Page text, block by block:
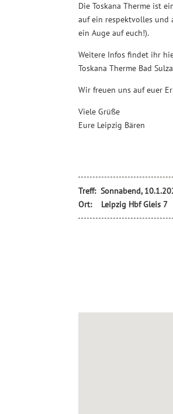
Die Toskana Therme ist
auf ein respektvolles und
ein Auge auf euch!).
Weitere Infos findet ihr
Toskana Therme Bad Sulza
Wir freuen uns auf euer
Viele Grüße
Eure Leipzig Bären
Treff: Sonnabend,
Ort:
Leipzig Hbf Gleis 7